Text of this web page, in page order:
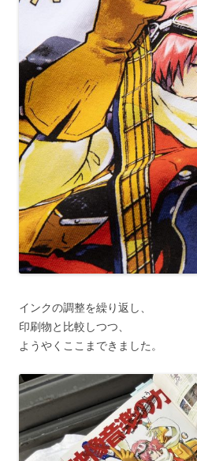
インクの調整を繰り返し、
印刷物と比較しつつ、
ようやくここまできました。